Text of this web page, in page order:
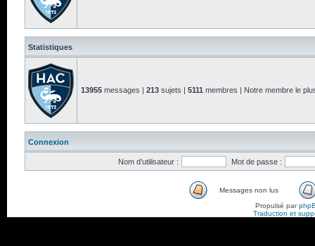
Statistiques
13955 messages | 213 sujets | 5111 membres | Notre membre le
Connexion
Nom d’utilisateur : Mot de passe :
Messages non lus
Propulsé par
Traduction et